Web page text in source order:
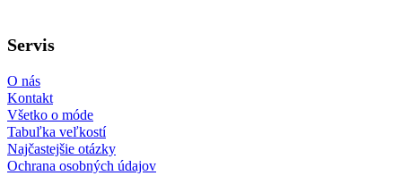
Servis
O nás
Kontakt
Všetko o móde
Tabuľka veľkostí
Najčastejšie otázky
Ochrana osobných údajov